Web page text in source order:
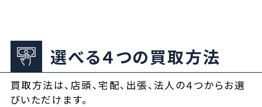
選べる４つの買取方法
買取方法は、店頭、宅配、出張、法人の４つからお選
びいただけます。